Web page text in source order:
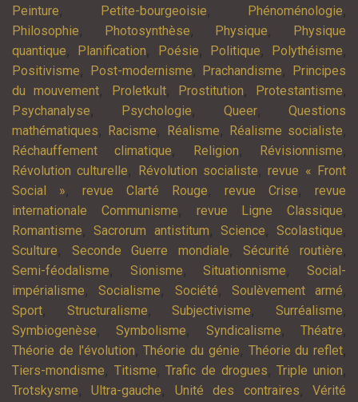
Peinture, Petite-bourgeoisie, Phénoménologie,
Philosophie, Photosynthèse, Physique,
Physique
quantique, Planification, Poésie, Politique, Polythéisme,
Positivisme, Post-modernisme, Prachandisme,
Principes
du mouvement, Proletkult, Prostitution, Protestantisme,
Psychanalyse, Psychologie, Queer,Questions
mathématiques, Racisme, Réalisme, Réalisme socialiste,
Réchauffement climatique, Religion, Révisionnisme,
Révolution culturelle, Révolution socialiste,revue « Front
Social », revue Clarté Rouge, revue Crise, revue
internationale Communisme, revue Ligne Classique,
Romantisme,Sacrorum antistitum, Science, Scolastique,
Sculture, Seconde Guerre mondiale,Sécurité routière,
Semi-féodalisme, Sionisme,Situationnisme,Social-
impérialisme,Socialisme, Société, Soulèvement armé,
Sport, Structuralisme,Subjectivisme,Surréalisme,
Symbiogenèse,Symbolisme, Syndicalisme,Théatre,
Théorie de l'évolution,Théorie du génie, Théorie du reflet,
Tiers-mondisme, Titisme,Trafic de drogues,Triple union,
Trotskysme,Ultra-gauche, Unité des contraires,Vérité